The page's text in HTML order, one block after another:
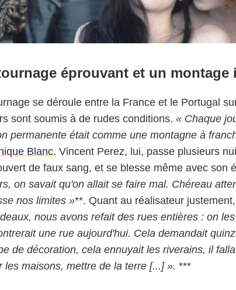
éprouvant et un montage
se déroule entre la France et le Portugal
sont soumis à de rudes conditions. « Chaque
permanente était comme une montagne à
Blanc. Vincent Perez, lui, passe plusieurs
de faux sang, et se blesse même avec son
on savait qu'on allait se faire mal. Chéreau
nos limites »**. Quant au réalisateur
nous avons refait des rues entières : on
une rue aujourd'hui. Cela demandait
de décoration, cela ennuyait les riverains, il
les maisons, mettre de la terre [...] ». ***